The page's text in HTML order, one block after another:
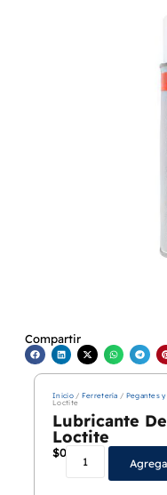
Compartir
Inicio/ Ferretería / Pegantes
Loctite
Lubricante
Loctite
$0